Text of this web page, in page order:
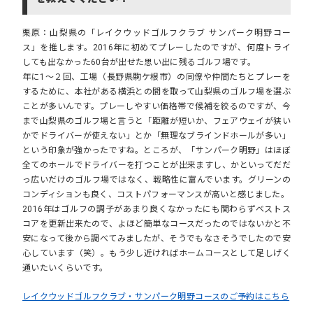
栗原：山梨県の「レイクウッドゴルフクラブ サンパーク明野コー
ス」を推します。2016年に初めてプレーしたのですが、何度トライ
しても出なかった60台が出せた思い出に残るゴルフ場です。
年に1～２回、工場（長野県駒ケ根市）の同僚や仲間たちとプレーを
するために、本社がある横浜との間を取って山梨県のゴルフ場を選ぶ
ことが多いんです。プレーしやすい価格帯で候補を絞るのですが、今
まで山梨県のゴルフ場と言うと「距離が短いか、フェアウェイが狭い
かでドライバーが使えない」とか「無理なブラインドホールが多い」
という印象が強かったですね。ところが、「サンパーク明野」はほぼ
全てのホールでドライバーを打つことが出来ますし、かといってだだ
っ広いだけのゴルフ場ではなく、戦略性に富んでいます。グリーンの
コンディションも良く、コストパフォーマンスが高いと感じました。
2016年はゴルフの調子があまり良くなかったにも関わらずベストス
コアを更新出来たので、よほど簡単なコースだったのではないかと不
安になって後から調べてみましたが、そうでもなさそうでしたので安
心しています（笑）。もう少し近ければホームコースとして足しげく
通いたいくらいです。
レイクウッドゴルフクラブ・サンパーク明野コースのご予約はこちら